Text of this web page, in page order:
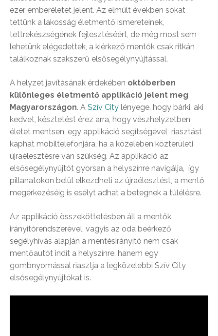
ezer emberéletet jelent. Az elmúlt években sokat
tettünk a lakosság életmentő ismereteinek,
tettrekészségének fejlesztéséért, de még most sem
lehetünk elégedettek, a kiérkező mentők csak ritkán
találkoznak szakszerű elsősegélynyújtással.
A helyzet javításának érdekében októberben
különleges életmentő applikáció jelent meg
Magyarországon. A Szív City lényege, hogy bárki, aki
kedvet, késztetést érez arra, hogy vészhelyzetben
életet mentsen, egy applikáció segítségével riasztást
kaphat mobiltelefonjára, ha a közelében közterületi
újraélesztésre van szükség. Az applikáció az
elsősegélynyújtót gyorsan a helyszínre navigálja, így
pillanatokon belül elkezdheti az újraélesztést, a mentő
megérkezéséig is esélyt adhat a betegnek a túlélésre.
Az applikáció összeköttetésben áll a mentők
irányítórendszerével, vagyis az oda beérkező
segélyhívás alapján a mentésirányító nem csak
mentőautót indít a helyszínre, hanem egy
gombnyomással riasztja a legközelebbi Szív City
elsősegélynyújtókat is.